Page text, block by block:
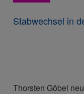
Stabwechsel in
Thorsten Göbel